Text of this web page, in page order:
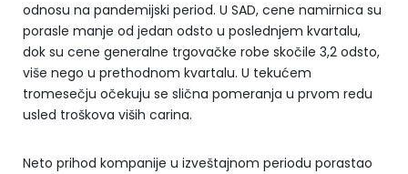
odnosu na pandemijski period. U SAD, cene namirnica su
porasle manje od jedan odsto u poslednjem kvartalu,
dok su cene generalne trgovačke robe skočile 3,2 odsto,
više nego u prethodnom kvartalu. U tekućem
tromesečju očekuju se slična pomeranja u prvom redu
usled troškova viših carina.
Neto prihod kompanije u izveštajnom periodu porastao